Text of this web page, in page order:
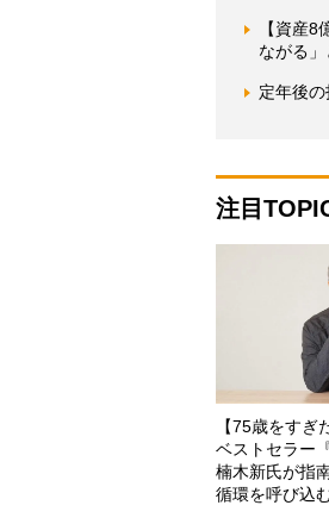
【資産
ながる
定年後
注目
【75歳をすぎ
ベストセラー
楠木新氏が指
循環を呼び込